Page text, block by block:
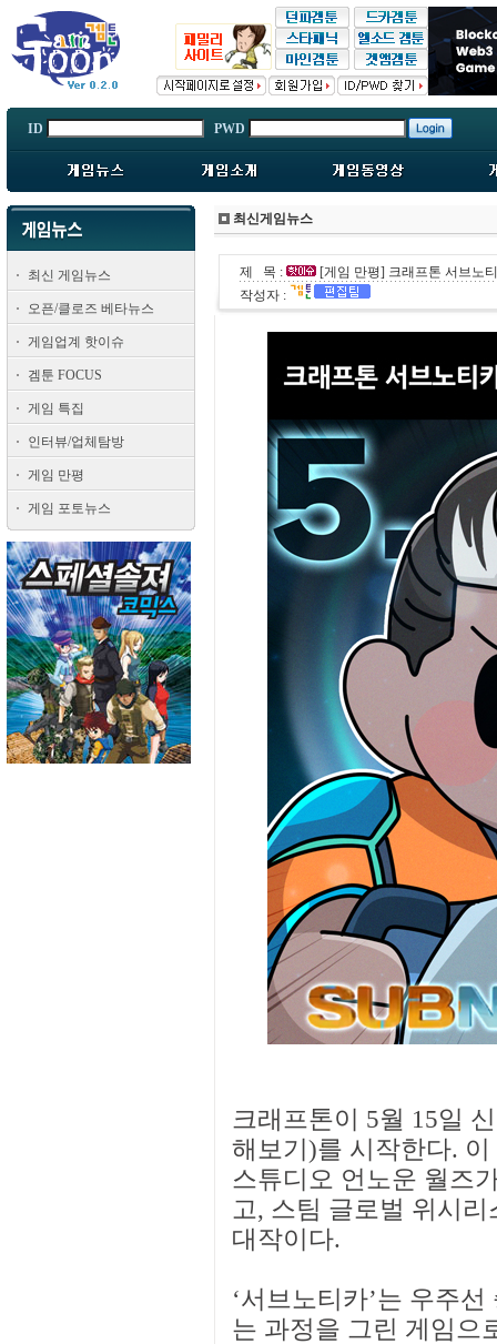
ID PWD
최신 게임뉴스
오픈/클로즈 베타뉴스
게임업계 핫이슈
겜툰 FOCUS
게임 특집
인터뷰/업체탐방
게임 만평
게임 포토뉴스
최신게임뉴스
제 목 :
[게임 만평] 크래프톤 서브노티
작성자 :
크래프톤이 5월 15일
해보기)를 시작한다.
스튜디오 언노운 월즈
고, 스팀 글로벌 위시
대작이다.
‘서브노티카’는 우주
는 과정을 그린 게임으